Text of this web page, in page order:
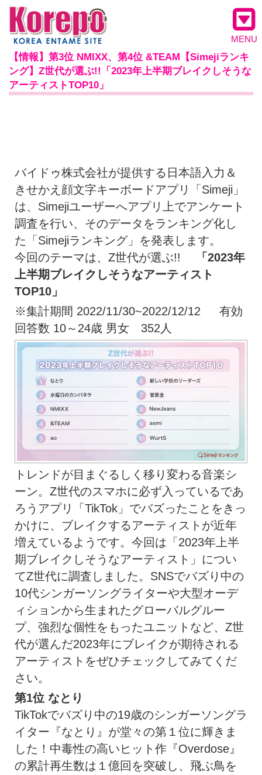
MENU
【情報】第3位 NMIXX、第4位 &TEAM【Simejiランキ
ング】Z世代が選ぶ!!「2023年上半期ブレイクしそうな
アーティストTOP10」
バイドゥ株式会社が提供する日本語入力＆
きせかえ顔文字キーボードアプリ「Simeji」
は、Simejiユーザーへアプリ上でアンケート
調査を行い、そのデータをランキング化し
た「Simejiランキング」を発表します。
今回のテーマは、Z世代が選ぶ!!
「 2023年
上半期ブレイク しそうなアーティスト
TOP10 」
※集計期間 2022/11/30~2022/12/12 有効
回答数 10～24歳 男女 352人
トレンドが目まぐるしく移り変わる音楽シ
ーン。Z世代のスマホに必ず入っているであ
ろうアプリ「TikTok」でバズったことをきっ
かけに、ブレイクするアーティストが近年
増えているようです。今回は「2023年上半
期ブレイクしそうなアーティスト」につい
てZ世代に調査しました。SNSでバズり中の
10代シンガーソングライターや大型オーデ
ィションから生まれたグローバルグルー
プ、強烈な個性をもったユニットなど、Z世
代が選んだ2023年にブレイクが期待される
アーティストをぜひチェックしてみてくだ
さい。
第1位 なとり
TikTokでバズり中の19歳のシンガーソングラ
イター『なとり』が堂々の第１位に輝きま
した！中毒性の高いヒット作『Overdose』
の累計再生数は１億回を突破し、飛ぶ鳥を